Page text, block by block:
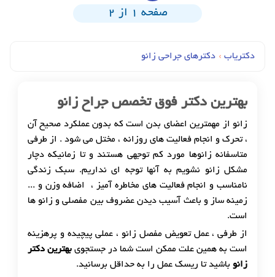
صفحه 1 از 2
دکتریاب › دکترهای جراحي زانو
بهترین دکتر فوق تخصص جراح زانو
زانو از مهمترین اعضای بدن است که بدون عملکرد صحیح آن
، تحرک و انجام فعالیت های روزانه ، مختل می شود . از طرفی
متاسفانه زانوها مورد کم توجهی هستند و تا زمانیکه دچار
مشکل زانو نشویم به آنها توجه ای نداریم. سبک زندگی
نامناسب و انجام فعالیت های مخاطره آمیز ، اضافه وزن و ...
زمینه ساز و باعث آسیب دیدن عضروف بین مفصلی و زانو ها
است.
از طرفی ، عمل تعویض مفصل زانو ، عملی پیچیده و پرهزینه
است به همین علت ممکن است شما در جستجویبهترین دکتر
زانو باشید تا ریسک عمل را به حداقل برسانید.